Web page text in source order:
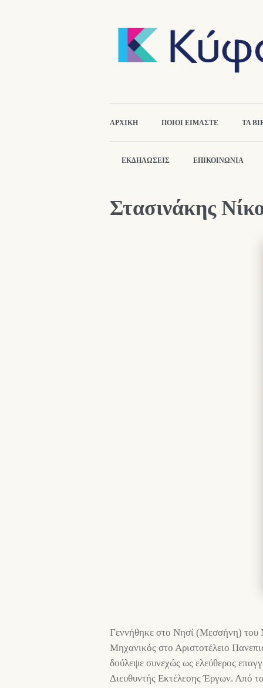
ΑΡΧΙΚΉ ΠΟΙΟΙ ΕΙΜΑΣΤΕ ΤΑ
ΕΚΔΗΛΏΣΕΙΣ ΕΠΙΚΟΙΝΩΝΙΑ
Στασινάκης
Γεννήθηκε στο Νησί (Μεσσήνη) του
Μηχανικός στο Αριστοτέλειο
δούλεψε συνεχώς ως ελεύθερος
Διευθυντής Εκτέλεσης Έργων. Από